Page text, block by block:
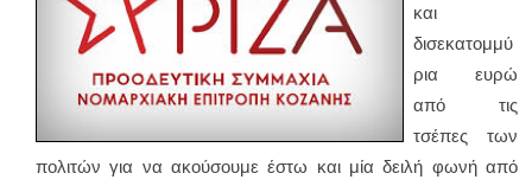
και
δισεκατομμύ
ρια ευρώ
από τις
τσέπες των
πολιτών για να ακούσουμε έστω και μία δειλή φωνή από